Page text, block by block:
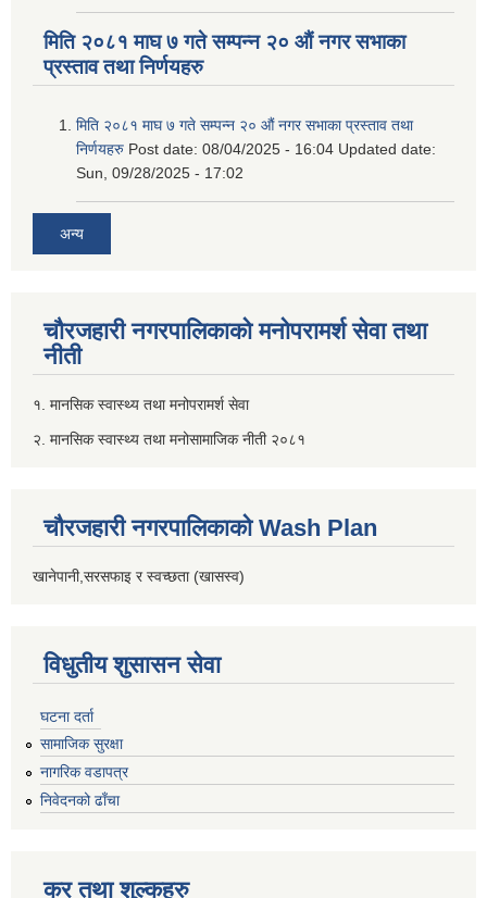
मिति २०८१ माघ ७ गते सम्पन्न २० औं नगर सभाका
प्रस्ताव तथा निर्णयहरु
मिति २०८१ माघ ७ गते सम्पन्न २० औं नगर सभाका प्रस्ताव तथा
निर्णयहरु Post date: 08/04/2025 - 16:04 Updated date:
Sun, 09/28/2025 - 17:02
अन्य
चौरजहारी नगरपालिकाको मनोपरामर्श सेवा तथा
नीती
१. मानसिक स्वास्थ्य तथा मनोपरामर्श सेवा
२. मानसिक स्वास्थ्य तथा मनोसामाजिक नीती २०८१
चौरजहारी नगरपालिकाको Wash Plan
खानेपानी,सरसफाइ र स्वच्छता (खासस्व)
विधुतीय शुसासन सेवा
घटना दर्ता
सामाजिक सुरक्षा
नागरिक वडापत्र
निवेदनको ढाँचा
कर तथा शुल्कहरु